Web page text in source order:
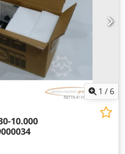
1 / 6
10.000